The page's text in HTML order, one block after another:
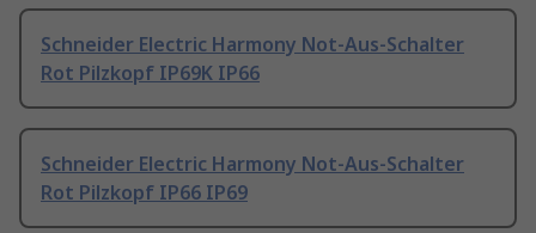
Schneider Electric Harmony Not-Aus-Schalter
Rot Pilzkopf IP69K IP66
Schneider Electric Harmony Not-Aus-Schalter
Rot Pilzkopf IP66 IP69